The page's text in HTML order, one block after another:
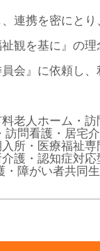
連携を密にとり
観を基に』の理
会』に依頼し、
老人ホーム・訪
訪問看護・居宅
所・医療福祉専
護・認知症対応
・障がい者共同